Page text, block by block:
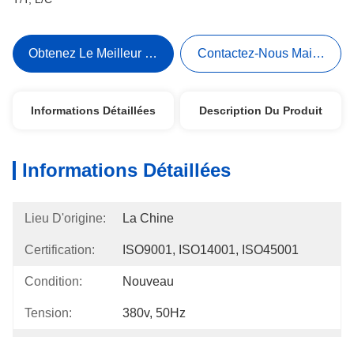
Obtenez Le Meilleur Prix Contactez-Nous Maintenant
Informations Détaillées Description Du Produit
Informations Détaillées
Lieu D'origine: La Chine
Certification: ISO9001, ISO14001, ISO45001
Condition: Nouveau
Tension: 380v, 50Hz